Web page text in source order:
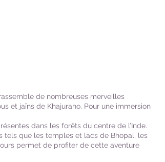
de nombreuses merveilles
et jaïns de Khajuraho. Pour une immersion
dans les forêts du centre de l’Inde.
tels que les temples et lacs de Bhopal, les
permet de profiter de cette aventure